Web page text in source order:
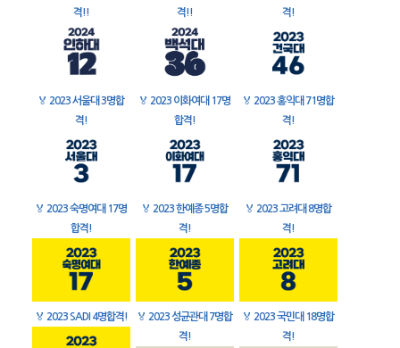
격!!
격!!
격!
🏅 2023 서울대 3명합
격!
🏅 2023 이화여대 17명
합격!
🏅 2023 홍익대 71명합
격!
🏅 2023 숙명여대 17명
합격!
🏅 2023 한예종 5명합
격!
🏅 2023 고려대 8명합
격!
🏅 2023 SADI 4명합격! 🏅 2023 성균관대 7명합
격!
🏅 2023 국민대 18명합
격!